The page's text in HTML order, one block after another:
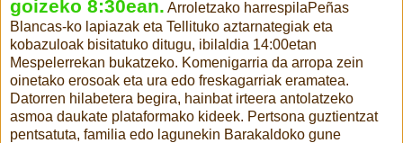
goizeko 8:30ean. Arroletzako harrespilaPeñas
Blancas-ko lapiazak eta Tellituko aztarnategiak eta
kobazuloak bisitatuko ditugu, ibilaldia 14:00etan
Mespelerrekan bukatzeko. Komenigarria da arropa zein
oinetako erosoak eta ura edo freskagarriak eramatea.
Datorren hilabetera begira, hainbat irteera antolatzeko
asmoa daukate plataformako kideek. Pertsona guztientzat
pentsatuta, familia edo lagunekin Barakaldoko gune